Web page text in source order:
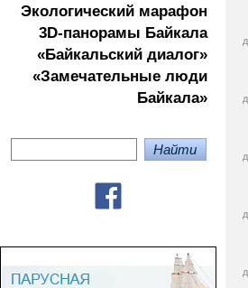
Экологичеcкий марафон
3D-панорамы Байкала
«Байкальский диалог»
«Замечательные люди
Байкала»